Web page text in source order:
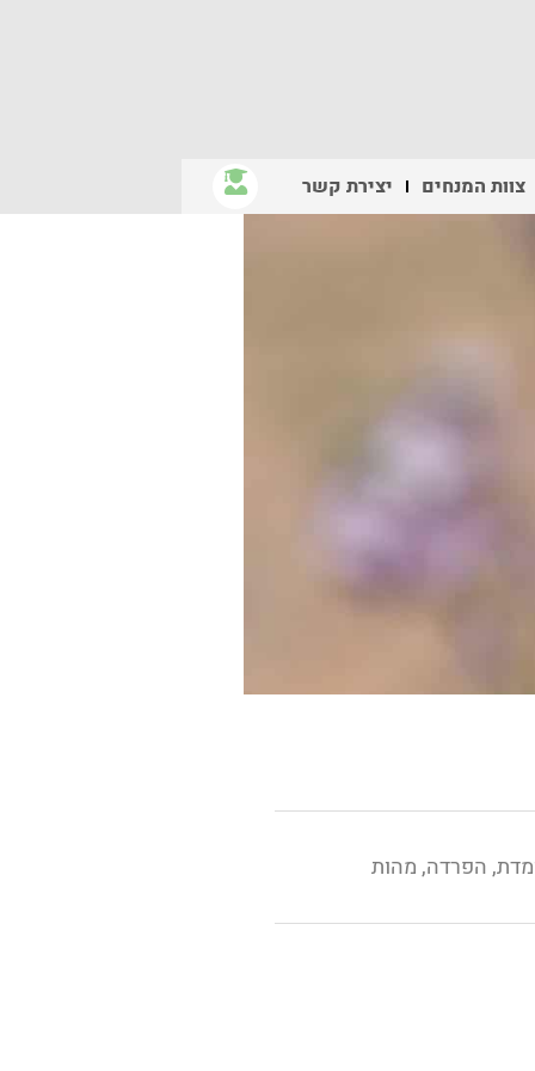
צוות המנחים יצירת קשר
,הפרדה,מהות